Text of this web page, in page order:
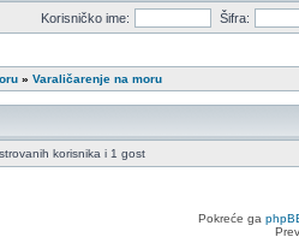
Korisničko ime: Šifra:
» Varaličarenje na moru
korisnika i 1 gost
Pokreće ga